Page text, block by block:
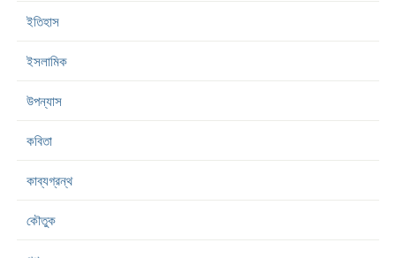
ইতিহাস
ইসলামিক
উপন্যাস
কবিতা
কাব্যগ্রন্থ
কৌতুক